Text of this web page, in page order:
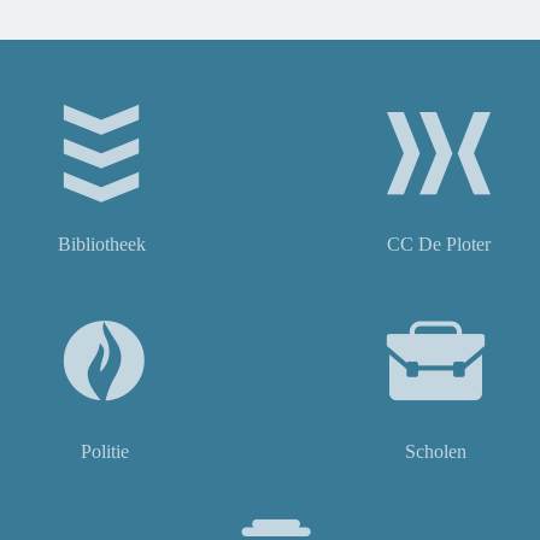
Bibliotheek CC De Ploter
Politie Scholen